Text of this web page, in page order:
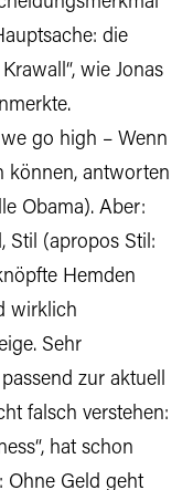
die
wie Jonas
go high – Wenn
können, antworten
Obama). Aber:
Stil (apropos Stil:
Hemden
wirklich
Sehr
zur aktuell
falsch verstehen:
hat schon
Ohne Geld geht